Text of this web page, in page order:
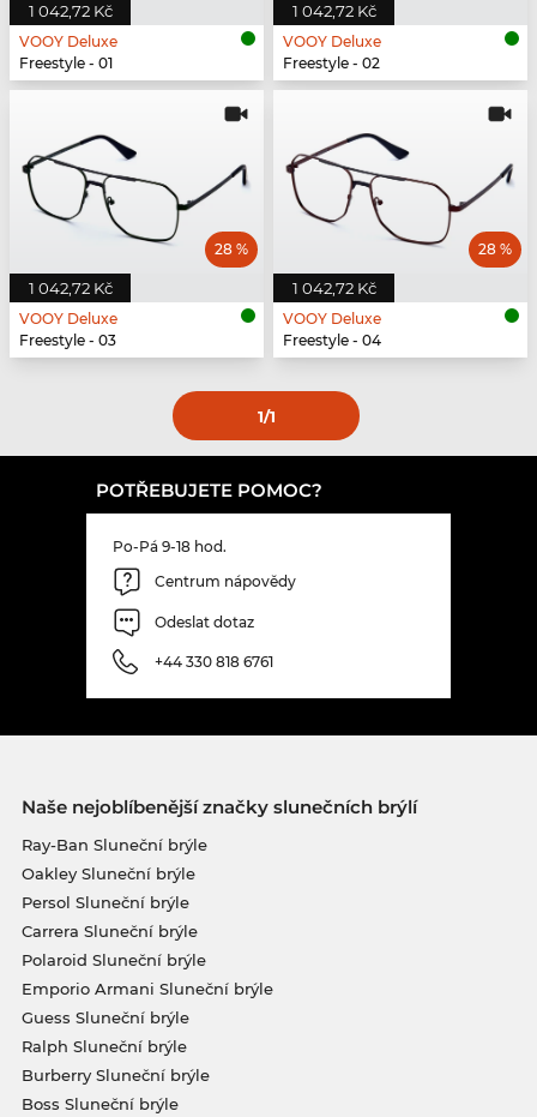
1 042,72 Kč
VOOY Deluxe
Freestyle - 01
1 042,72 Kč
VOOY Deluxe
Freestyle - 02
1 042,72 Kč
28 %
VOOY Deluxe
Freestyle - 03
1 042,72 Kč
28 %
VOOY Deluxe
Freestyle - 04
1/1
POTŘEBUJETE POMOC?
Po-Pá 9-18 hod.
Centrum nápovědy
Odeslat dotaz
+44 330 818 6761
Naše nejoblíbenější značky slunečních brýlí
Ray-Ban Sluneční brýle
Oakley Sluneční brýle
Persol Sluneční brýle
Carrera Sluneční brýle
Polaroid Sluneční brýle
Emporio Armani Sluneční brýle
Guess Sluneční brýle
Ralph Sluneční brýle
Burberry Sluneční brýle
Boss Sluneční brýle